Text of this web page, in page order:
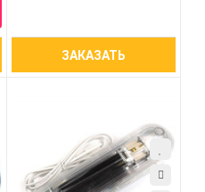
ЗАКАЗАТЬ